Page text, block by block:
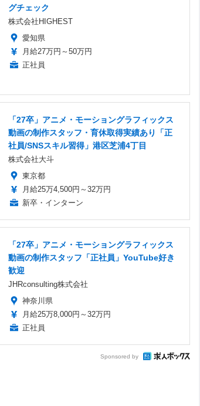
グチェック
株式会社HIGHEST
愛知県
月給27万円～50万円
正社員
「27卒」アニメ・モーショングラフィックス
動画の制作スタッフ・育休取得実績あり「正
社員/SNSスキル習得」港区芝浦4丁目
株式会社大斗
東京都
月給25万4,500円～32万円
新卒・インターン
「27卒」アニメ・モーショングラフィックス
動画の制作スタッフ「正社員」YouTube好き
歓迎
JHRconsulting株式会社
神奈川県
月給25万8,000円～32万円
正社員
Sponsored by